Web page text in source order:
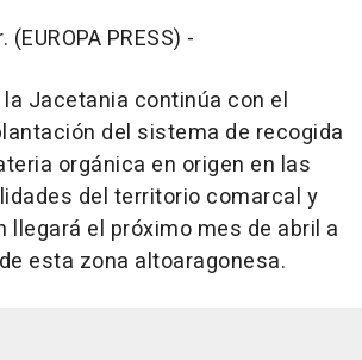
(EUROPA PRESS) -
Jacetania continúa con el
del sistema de recogida
orgánica en origen en las
del territorio comarcal y
llegará el próximo mes de abril a
esta zona altoaragonesa.